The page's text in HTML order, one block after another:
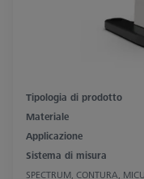
Tipologia di prodotto
Materiale
Applicazione
Sistema di misura
SPECTRUM, CONTURA,